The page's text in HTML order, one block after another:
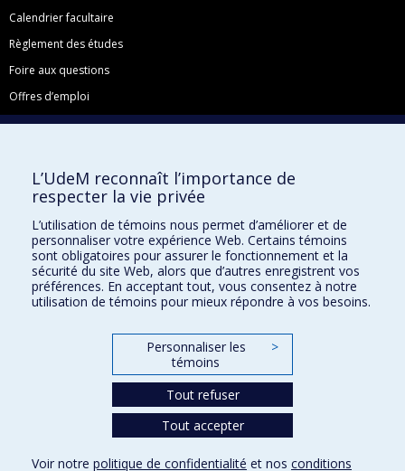
Calendrier facultaire
Règlement des études
Foire aux questions
Offres d’emploi
Facebook
LinkedIn
YouTube
Toutes nos présences sociales
École de français
Centre de perfectionnement
Abonnez-vous à notre infolettre
L’UdeM reconnaît l’importance de
respecter la vie privée
L’utilisation de témoins nous permet d’améliorer et de
personnaliser votre expérience Web. Certains témoins
sont obligatoires pour assurer le fonctionnement et la
sécurité du site Web, alors que d’autres enregistrent vos
préférences. En acceptant tout, vous consentez à notre
utilisation de témoins pour mieux répondre à vos besoins.
Personnaliser les
témoins
>
Tout refuser
Tout accepter
Voir notre politique de confidentialité et nos conditions